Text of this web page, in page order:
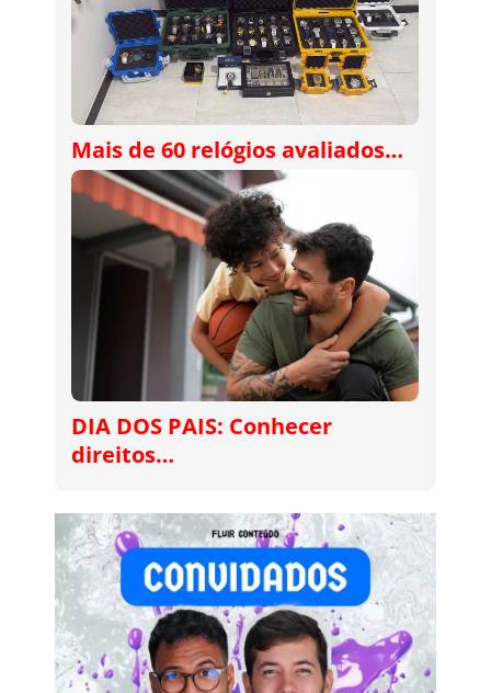
Mais de 60 relógios avaliados…
DIA DOS PAIS: Conhecer
direitos…